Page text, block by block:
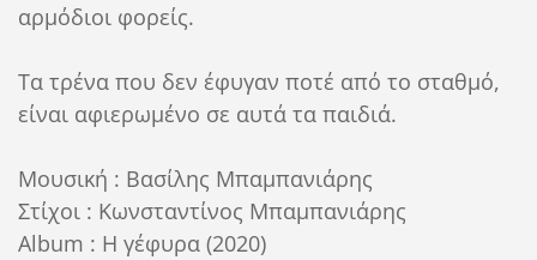
αρμόδιοι φορείς.
Τα τρένα που δεν έφυγαν ποτέ από το σταθμό,
είναι αφιερωμένο σε αυτά τα παιδιά.
Μουσική : Βασίλης Μπαμπανιάρης
Στίχοι : Κωνσταντίνος Μπαμπανιάρης
Album : Η γέφυρα (2020)